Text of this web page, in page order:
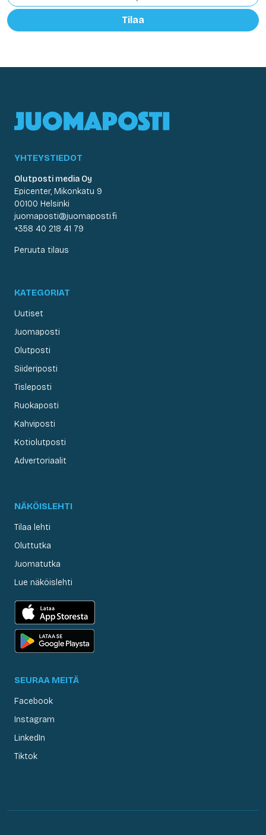
Tilaa
YHTEYSTIEDOT
Olutposti media Oy
Epicenter, Mikonkatu 9
00100 Helsinki
juomaposti@juomaposti.fi
+358 40 218 41 79
Peruuta tilaus
KATEGORIAT
Uutiset
Juomaposti
Olutposti
Siideriposti
Tisleposti
Ruokaposti
Kahviposti
Kotiolutposti
Advertoriaalit
NÄKÖISLEHTI
Tilaa lehti
Oluttutka
Juomatutka
Lue näköislehti
SEURAA MEITÄ
Facebook
Instagram
LinkedIn
Tiktok